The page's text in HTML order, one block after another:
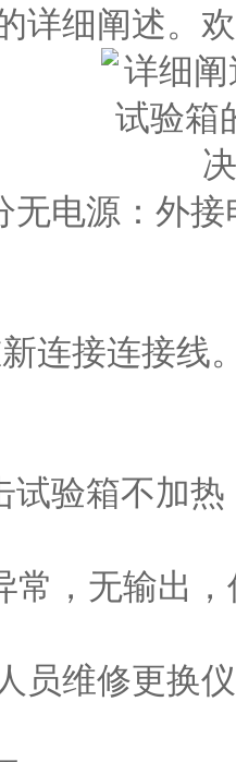
详细阐述。
电源：外接
接连接线
验箱不加热
，无输出，
维修更换仪